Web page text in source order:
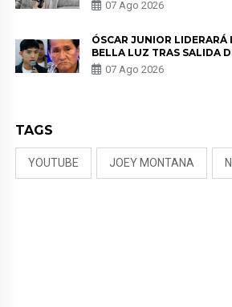
KORINA: “ME
07 Ago 2026
ÓSCAR JUNIOR LIDERARÁ
BELLA LUZ TRAS SALIDA
PADRE POR POLÉMICA CON
NALDY SALDAÑA
07 Ago 2026
TAGS
YOUTUBE JOEY MONTANA